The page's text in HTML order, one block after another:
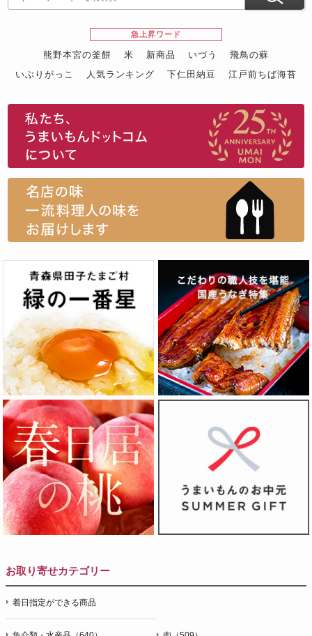
急上昇ワード
熊野本宮の釜餅 米 新商品 いづう
飛鳥の蘇
いぶりがっこ
人気ランキング 下仁田納豆
江戸前ちば海苔
お取り寄せカテゴリー
着日指定ができる商品